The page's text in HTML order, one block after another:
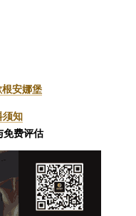
安娜堡
须知
免费评估